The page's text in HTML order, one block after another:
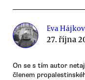
Eva
27. října
On se s tím autor
členem